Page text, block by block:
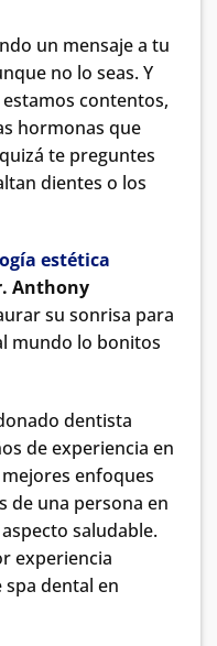
un mensaje a tu
no lo seas. Y
contentos,
hormonas que
te preguntes
dientes o los
estética
Anthony
su sonrisa para
mundo lo bonitos
dentista
de experiencia en
enfoques
de una persona en
saludable.
experiencia
dental en